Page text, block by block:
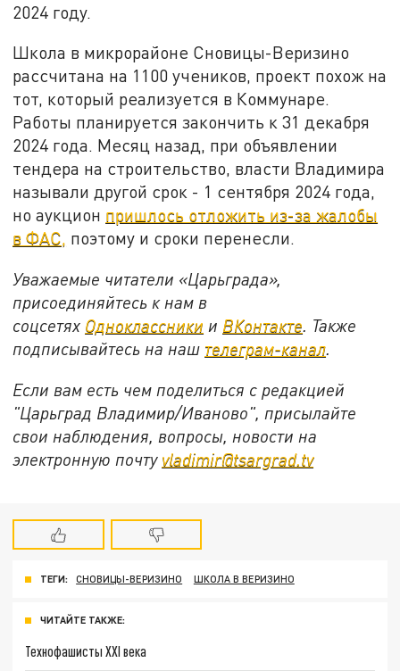
2024 году.
Школа в микрорайоне Сновицы-Веризино
рассчитана на 1100 учеников, проект похож на
тот, который реализуется в Коммунаре.
Работы планируется закончить к 31 декабря
2024 года. Месяц назад, при объявлении
тендера на строительство, власти Владимира
называли другой срок - 1 сентября 2024 года,
но аукцион пришлось отложить из-за жалобы
в ФАС, поэтому и сроки перенесли.
Уважаемые читатели «Царьграда»,
присоединяйтесь к нам в
соцсетях Одноклассники и ВКонтакте. Также
подписывайтесь на наш телеграм-канал.
Если вам есть чем поделиться с редакцией
"Царьград Владимир/Иваново", присылайте
свои наблюдения, вопросы, новости на
электронную почту vladimir@tsargrad.tv
ТЕГИ: СНОВИЦЫ-ВЕРИЗИНО ШКОЛА В ВЕРИЗИНО
ЧИТАЙТЕ ТАКЖЕ:
Технофашисты XXI века